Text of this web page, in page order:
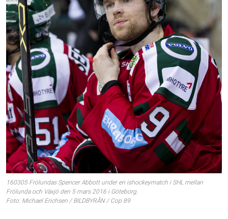
160305 Frölundas Spencer Abbott under en ishockeymatch i SHL mellan
Frölunda och Växjö den 5 mars 2016 i Göteborg.
Foto: Michael Erichsen / BILDBYRÅN / Cop 89